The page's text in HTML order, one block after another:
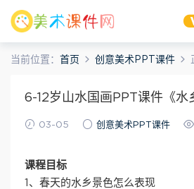
当前位置： 首页 创意美术PPT课件
6-12岁山水国画PPT课件《水
03-05 创意美术PPT课件
课程目标
1、春天的水乡景色怎么表现